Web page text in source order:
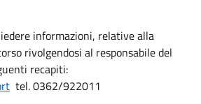
informazioni, relative alla
rivolgendosi al responsabile del
recapiti:
tel. 0362/922011